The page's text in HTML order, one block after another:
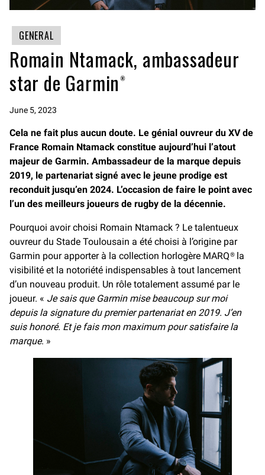
GENERAL
Romain Ntamack, ambassadeur
star de Garmin®
June 5, 2023
Cela ne fait plus aucun doute. Le génial ouvreur du XV de
France Romain Ntamack constitue aujourd’hui l’atout
majeur de Garmin. Ambassadeur de la marque depuis
2019, le partenariat signé avec le jeune prodige est
reconduit jusqu’en 2024. L’occasion de faire le point avec
l’un des meilleurs joueurs de rugby de la décennie.
Pourquoi avoir choisi Romain Ntamack ? Le talentueux
ouvreur du Stade Toulousain a été choisi à l’origine par
Garmin pour apporter à la collection horlogère MARQ® la
visibilité et la notoriété indispensables à tout lancement
d’un nouveau produit. Un rôle totalement assumé par le
joueur. « Je sais que Garmin mise beaucoup sur moi
depuis la signature du premier partenariat en 2019. J’en
suis honoré. Et je fais mon maximum pour satisfaire la
marque. »